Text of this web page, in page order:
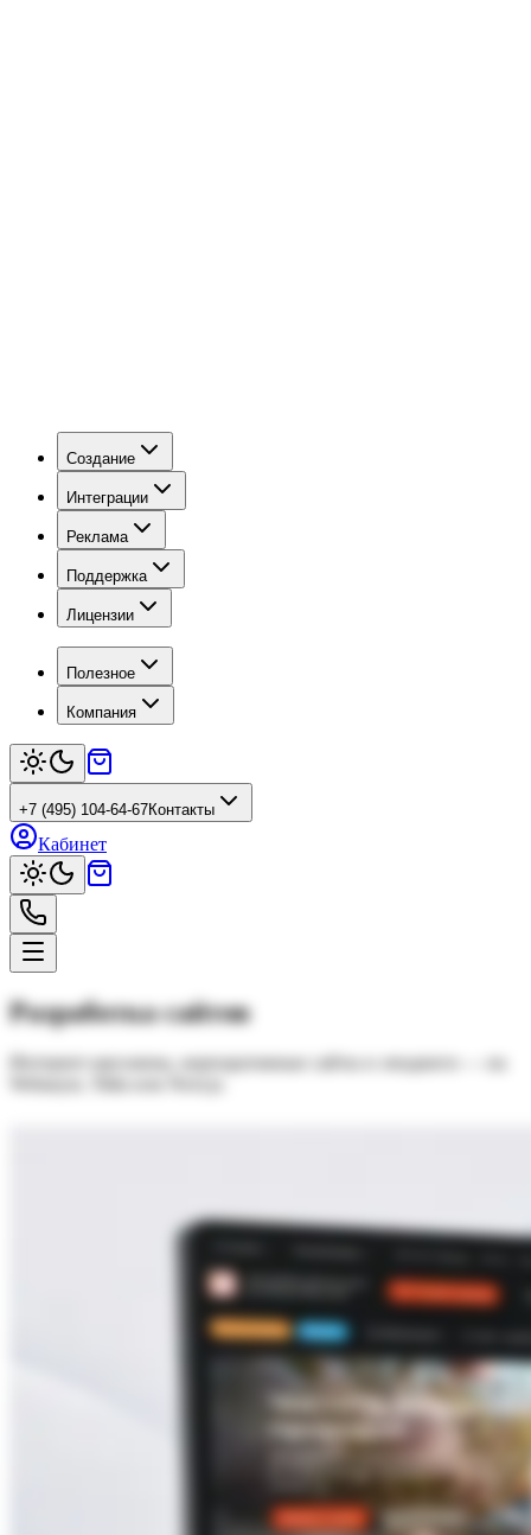
Создание
Интеграции
Реклама
Поддержка
Лицензии
Полезное
Компания
+7 (495) 104-64-67Контакты
Кабинет
Разработка сайтов
Интернет-магазины, корпоративные сайты и лендинги — на